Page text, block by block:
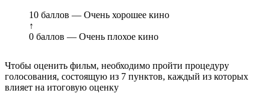
10 баллов — Очень хорошее кино
↑
0 баллов — Очень плохое кино
Чтобы оценить фильм, необходимо пройти процедуру
голосования, состоящую из 7 пунктов, каждый из которых
влияет на итоговую оценку